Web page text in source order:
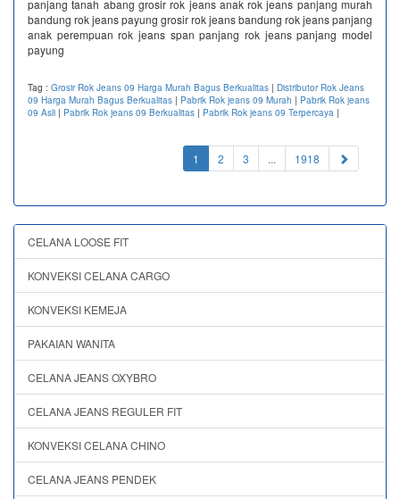
panjang tanah abang grosir rok jeans anak rok jeans panjang murah
bandung rok jeans payung grosir rok jeans bandung rok jeans panjang
anak perempuan rok jeans span panjang rok jeans panjang model
payung
Tag : Grosir Rok Jeans 09 Harga Murah Bagus Berkualitas | Distributor Rok Jeans
09 Harga Murah Bagus Berkualitas | Pabrik Rok jeans 09 Murah | Pabrik Rok jeans
09 Asli | Pabrik Rok jeans 09 Berkualitas | Pabrik Rok jeans 09 Terpercaya |
1 (current)
2 3 ... 1918
CELANA LOOSE FIT
KONVEKSI CELANA CARGO
KONVEKSI KEMEJA
PAKAIAN WANITA
CELANA JEANS OXYBRO
CELANA JEANS REGULER FIT
KONVEKSI CELANA CHINO
CELANA JEANS PENDEK